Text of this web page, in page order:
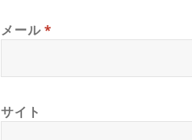
メール*
サイト